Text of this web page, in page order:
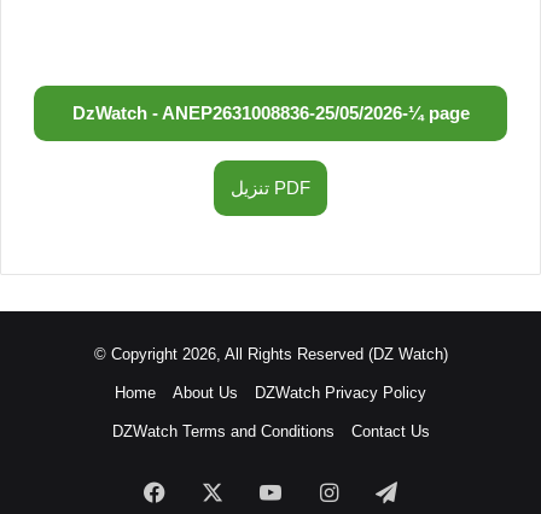
DzWatch - ANEP2631008836-25/05/2026-¼ page
تنزيل PDF
© Copyright 2026, All Rights Reserved (DZ Watch)
Home About Us DZWatch Privacy Policy
DZWatch Terms and Conditions Contact Us
Facebook YouTubeInstagramTelegram